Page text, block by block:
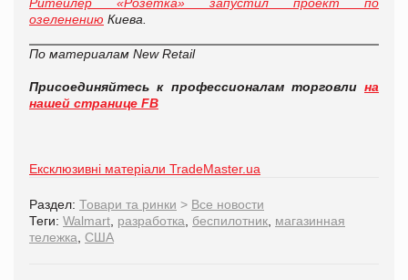
озеленению Киева.
По материалам New Retail
Присоединяйтесь к профессионалам торговли на
нашей странице FB
Ексклюзивні матеріали TradeMaster.ua
Раздел: Товари та ринки > Все новости
Теги: Walmart разработка беспилотник магазинная
тележка США